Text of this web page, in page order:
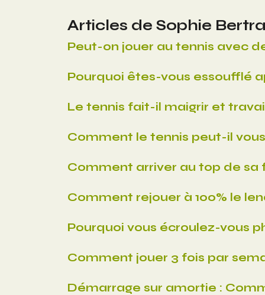
Articles de Sophie
Peut-on jouer au tennis avec
Pourquoi êtes-vous essoufflé
Le tennis fait-il maigrir et
Comment le tennis peut-il
Comment arriver au top de sa
Comment rejouer à 100% le
Pourquoi vous écroulez-vous
Comment jouer 3 fois par
Démarrage sur amortie :